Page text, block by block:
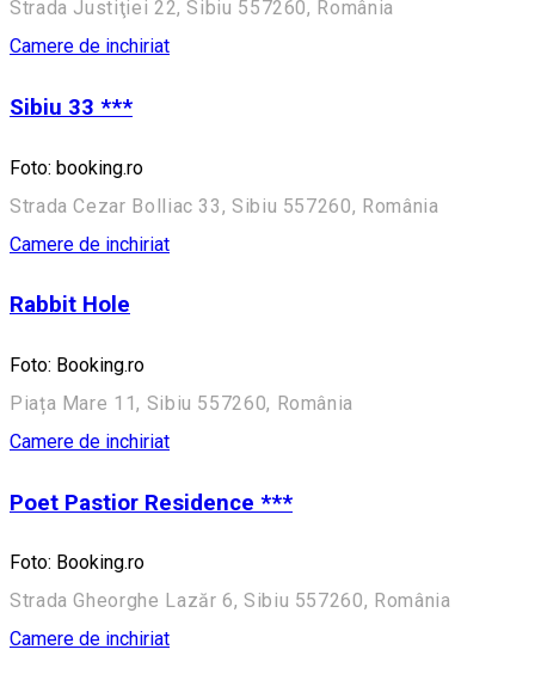
Strada Justiţiei 22, Sibiu 557260, România
Camere de inchiriat
Sibiu 33 ***
Foto: booking.ro
Strada Cezar Bolliac 33, Sibiu 557260, România
Camere de inchiriat
Rabbit Hole
Foto: Booking.ro
Piața Mare 11, Sibiu 557260, România
Camere de inchiriat
Poet Pastior Residence ***
Foto: Booking.ro
Strada Gheorghe Lazăr 6, Sibiu 557260, România
Camere de inchiriat